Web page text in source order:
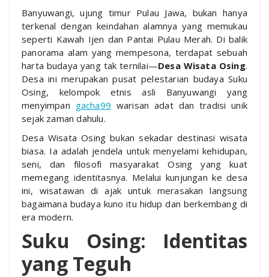
Banyuwangi, ujung timur Pulau Jawa, bukan hanya
terkenal dengan keindahan alamnya yang memukau
seperti Kawah Ijen dan Pantai Pulau Merah. Di balik
panorama alam yang mempesona, terdapat sebuah
harta budaya yang tak ternilai—Desa Wisata Osing.
Desa ini merupakan pusat pelestarian budaya Suku
Osing, kelompok etnis asli Banyuwangi yang
menyimpan gacha99 warisan adat dan tradisi unik
sejak zaman dahulu.
Desa Wisata Osing bukan sekadar destinasi wisata
biasa. Ia adalah jendela untuk menyelami kehidupan,
seni, dan filosofi masyarakat Osing yang kuat
memegang identitasnya. Melalui kunjungan ke desa
ini, wisatawan di ajak untuk merasakan langsung
bagaimana budaya kuno itu hidup dan berkembang di
era modern.
Suku Osing: Identitas
yang Teguh